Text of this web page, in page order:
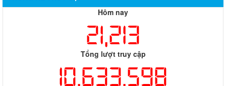
Hôm nay
21,213
Tổng lượt truy cập
10,633,598